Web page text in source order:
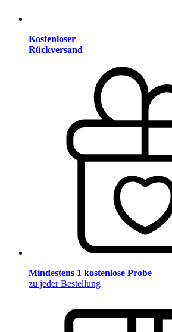
Kostenloser
Rückversand
Mindestens 1 kostenlose Probe
zu jeder Bestellung